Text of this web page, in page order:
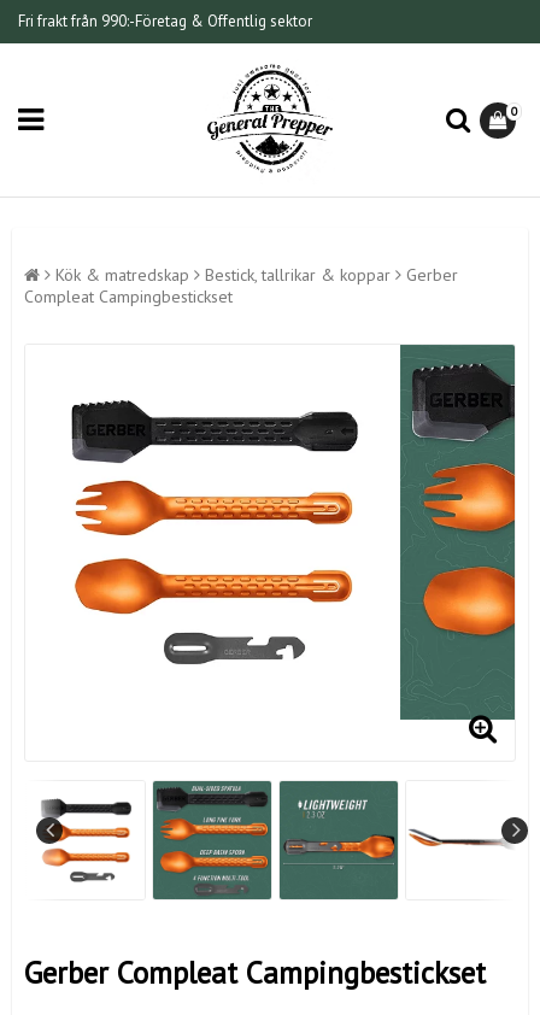
Fri frakt från 990:-Företag & Offentlig sektor
0
Kök & matredskap Bestick, tallrikar & koppar
Gerber
Compleat Campingbestickset
Gerber Compleat Campingbestickset